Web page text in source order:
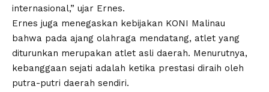
internasional,” ujar Ernes.
Ernes juga menegaskan kebijakan KONI Malinau
bahwa pada ajang olahraga mendatang, atlet yang
diturunkan merupakan atlet asli daerah. Menurutnya,
kebanggaan sejati adalah ketika prestasi diraih oleh
putra-putri daerah sendiri.